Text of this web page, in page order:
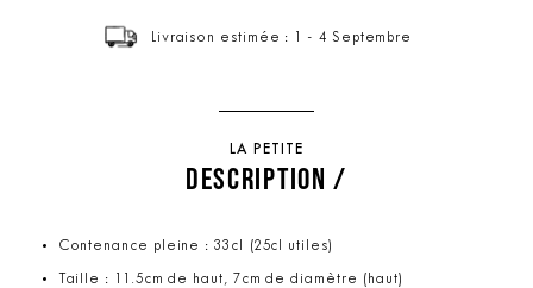
Livraison estimée : 1 - 4 Septembre
LA PETITE
DESCRIPTION /
Contenance pleine : 33cl (25cl utiles)
Taille : 11.5cm de haut, 7cm de diamètre (haut)